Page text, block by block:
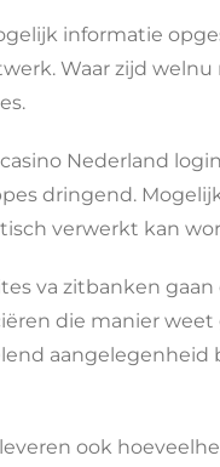
informatie
Waar zijd
dringend.
verwerkt kan
va zitbanken
die manier
aangelegenheid
leveren ook